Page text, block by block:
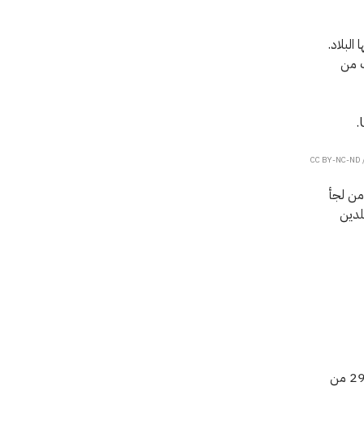
من
من لجأ
محتجزًا حصلوا على زيارات من اللجنة الدولية أجرتها في 29 من